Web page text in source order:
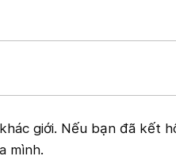
giới. Nếu bạn đã kết
mình.